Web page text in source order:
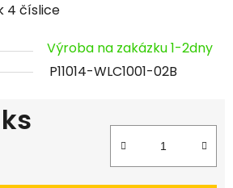
4 číslice
Výroba na zakázku 1-2dny
P11014-WLC1001-02B